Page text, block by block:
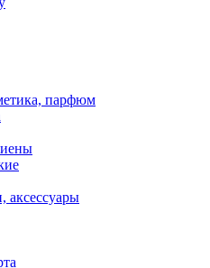
парфюм
аксессуары